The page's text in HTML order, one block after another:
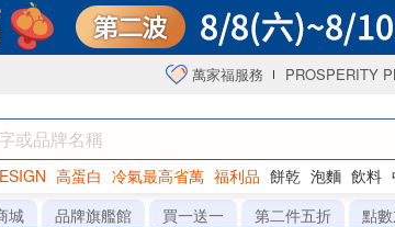
萬家福服務 PROSPERITY
高蛋白 冷氣最高省萬 福利品 餅乾 泡麵 飲料
海苔
城 品牌旗艦館 買一送一 第二件五折 點